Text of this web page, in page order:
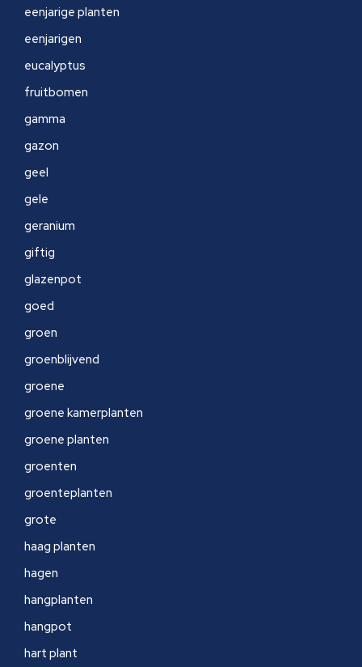
eenjarige planten
eenjarigen
eucalyptus
fruitbomen
gamma
gazon
geel
gele
geranium
giftig
glazenpot
goed
groen
groenblijvend
groene
groene kamerplanten
groene planten
groenten
groenteplanten
grote
haag planten
hagen
hangplanten
hangpot
hart plant